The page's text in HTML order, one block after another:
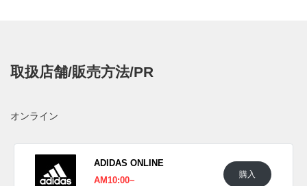
予定。価格は18,700円 (税込)。また新たな情報が入り次第、
取扱店舗/販売方法/PR
オンライン
ADIDAS ONLINE
AM10:00~
購入